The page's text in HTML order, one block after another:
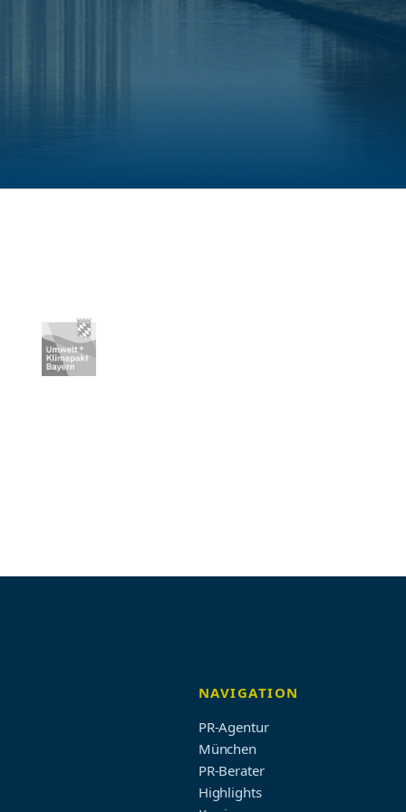
NAVIGATION
PR-Agentur
München
PR-Berater
Highlights